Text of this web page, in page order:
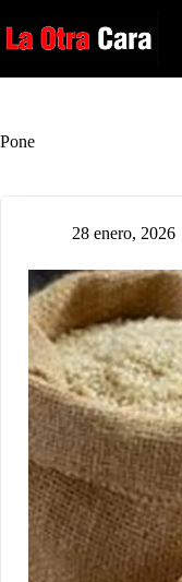
al
contenido
Pone
28 enero, 2026